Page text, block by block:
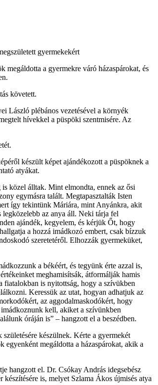
gyermekekért
a gyermekre váró házaspárokat, és
követett.
László plébános vezetésével a környék
hívekkel a püspöki szentmisére. Az
készült képet ajándékozott a püspöknek a
atyákat.
közel álltak. Mint elmondta, ennek az ősi
egymásra talált. Megtapasztalták Isten
így tekintünk Máriára, mint Anyánkra, akit
legközelebb az anya áll. Neki tárja fel
ajándék, kegyelem, és kérjük Őt, hogy
a hozzá imádkozó embert, csak bízzuk
szeretetéről. Elhozzák gyermeküket,
a békéért, és tegyünk érte azzal is,
meghamisítsák, átformálják hamis
fiatalokban is nyitottság, hogy a szívükben
Keressük az utat, hogyan adhatjuk az
az aggodalmaskodókért, hogy
kell, akiket a szívünkben
óráján is” – hangzott el a beszédben.
készülnek. Kérte a gyermekét
egyenként megáldotta a házaspárokat, akik a
hangzott el. Dr. Csókay András idegsebész
is, melyet Szlama Ákos újmisés atya